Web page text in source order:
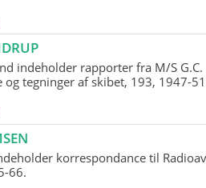
indeholder rapporter fra M/S G.C.
og tegninger af skibet, 193, 1947-
korrespondance til
66.